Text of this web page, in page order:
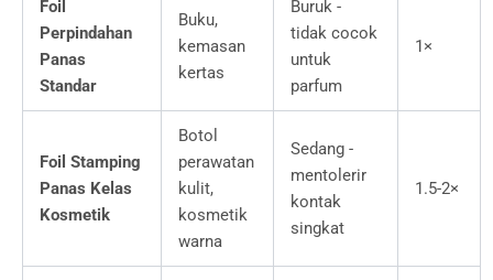
Foil
Perpindahan
Panas
Standar
Buku,
kemasan
kertas
Buruk -
tidak cocok
untuk
parfum
1×
Foil Stamping
Panas Kelas
Kosmetik
Botol
perawatan
kulit,
kosmetik
warna
Sedang -
mentolerir
kontak
singkat
1.5-2×